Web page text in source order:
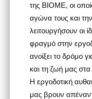
της ΒΙΟΜΕ, οι
αγώνα τους και
λειτουργήσουν οι
φραγμό στην
ανοίξει το δρόμο
και τη ζωή μας
Η εργοδοτική
μας βρουν